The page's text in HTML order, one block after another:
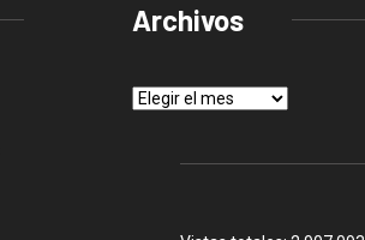
Archivos
Archivos